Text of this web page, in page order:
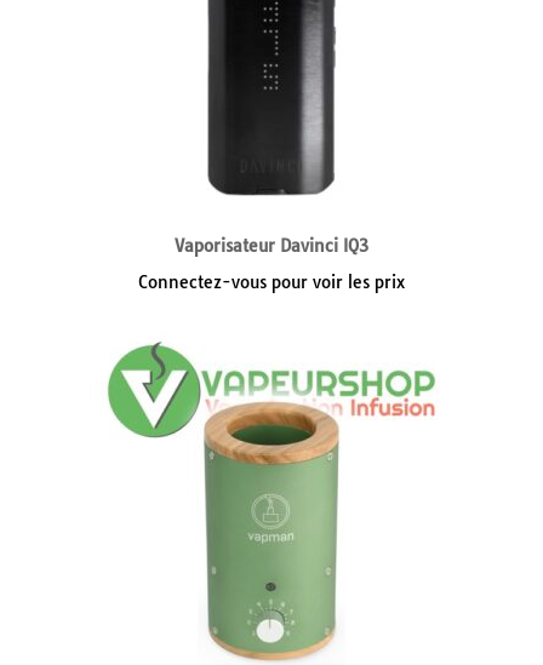
Vaporisateur Davinci IQ3
Connectez-vous pour voir les prix